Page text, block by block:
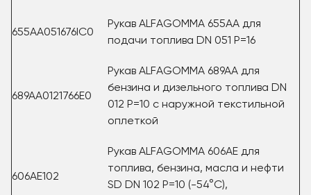
655AA051676IC0
Рукав ALFAGOMMA 655AA для
подачи топлива DN 051 P=16
689AA0121766E0
Рукав ALFAGOMMA 689AA для
бензина и дизельного топлива DN
012 P=10 с наружной текстильной
оплеткой
606AE102
Рукав ALFAGOMMA 606AE для
топлива, бензина, масла и нефти
SD DN 102 P=10 (-54°С),